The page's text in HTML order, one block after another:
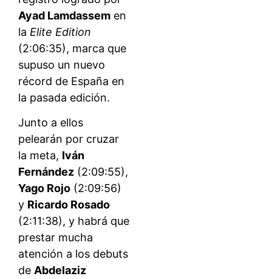
Ayad Lamdassem en
la Elite Edition
(2:06:35), marca que
supuso un nuevo
récord de España en
la pasada edición.
Junto a ellos
pelearán por cruzar
la meta, Iván
Fernández (2:09:55),
Yago Rojo (2:09:56)
y Ricardo Rosado
(2:11:38), y habrá que
prestar mucha
atención a los debuts
de Abdelaziz